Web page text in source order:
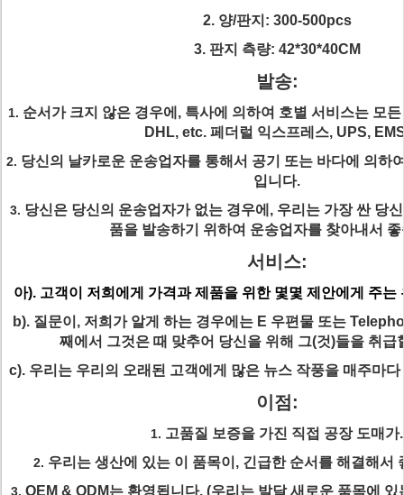
2. 양/판지: 300-500pcs
3. 판지 측량: 42*30*40CM
발송:
1. 순서가 크지 않은 경우에, 특사에 의하여 호별 서비스는 모
DHL, etc. 페더럴 익스프레스, UPS,
2. 당신의 날카로운 운송업자를 통해서 공기 또는 바다에 의하
입니다.
3. 당신은 당신의 운송업자가 없는 경우에, 우리는 가장 싼 당
품을 발송하기 위하여 운송업자를 찾아내서
서비스:
아). 고객이 저희에게 가격과 제품을 위한 몇몇 제안에게 주는
b). 질문이, 저희가 알게 하는 경우에는 E 우편물 또는
째에서 그것은 때 맞추어 당신을 위해 그(것)들을 취급
c). 우리는 우리의 오래된 고객에게 많은 뉴스 작풍을 매주마
이점:
1. 고품질 보증을 가진 직접 공장 도매가.
2. 우리는 생산에 있는 이 품목이, 긴급한 순서를 해결해서
3. OEM & ODM는 환영됩니다. (우리는 발달 새로운 품목에